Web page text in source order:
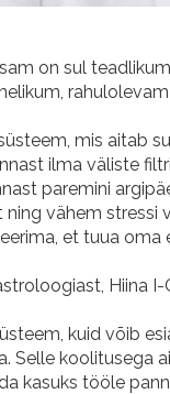
on sul
mis aitab
ilma väliste
paremini
ning vähem stressi
et tuua oma
Hiina
kuid võib
Selle koolitusega
kasuks tööle